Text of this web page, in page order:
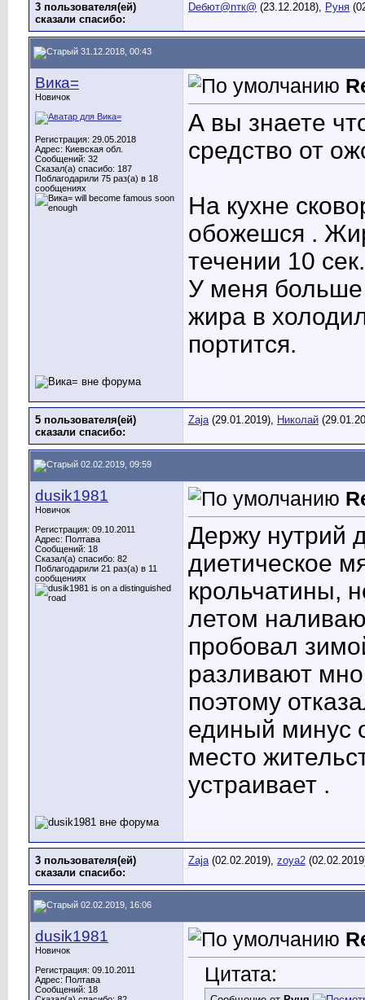
3 пользователя(ей)
сказали cпасибо:
Dебют@nтк@ (23.12.2018), Руня
31.12.2018, 00:43
Вика=
Новичок
Регистрация: 29.05.2018
Адрес: Киевская обл.
Сообщений: 32
Сказал(а) спасибо: 187
Поблагодарили 75 раз(а) в 18
сообщениях
А вы знаете
средство от
На кухне
обожешся .
течении 10
У меня больше
жира в
портится.
5 пользователя(ей)
сказали cпасибо:
Zaja(29.01.2019), Николай
02.02.2019, 09:59
dusik1981
Новичок
Регистрация: 09.10.2011
Адрес: Полтава
Сообщений: 18
Сказал(а) спасибо: 82
Поблагодарили 21 раз(а) в 11
сообщениях
Держу нутрий
диетическое
крольчатины,
летом
пробовал
разливают
поэтому
единый минус
место
устраивает .
3 пользователя(ей)
сказали cпасибо:
Zaja(02.02.2019), zoya2
02.02.2019, 16:06
dusik1981
Новичок
Регистрация: 09.10.2011
Адрес: Полтава
Сообщений: 18
Цитата: